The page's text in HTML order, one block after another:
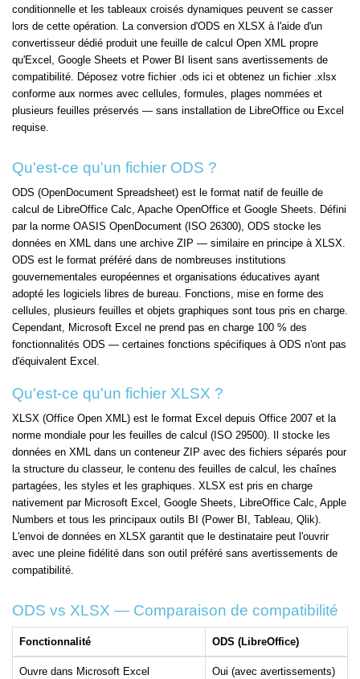
conditionnelle et les tableaux croisés dynamiques peuvent se casser
lors de cette opération. La conversion d'ODS en XLSX à l'aide d'un
convertisseur dédié produit une feuille de calcul Open XML propre
qu'Excel, Google Sheets et Power BI lisent sans avertissements de
compatibilité. Déposez votre fichier .ods ici et obtenez un fichier .xlsx
conforme aux normes avec cellules, formules, plages nommées et
plusieurs feuilles préservés — sans installation de LibreOffice ou Excel
requise.
Qu'est-ce qu'un fichier ODS ?
ODS (OpenDocument Spreadsheet) est le format natif de feuille de
calcul de LibreOffice Calc, Apache OpenOffice et Google Sheets. Défini
par la norme OASIS OpenDocument (ISO 26300), ODS stocke les
données en XML dans une archive ZIP — similaire en principe à XLSX.
ODS est le format préféré dans de nombreuses institutions
gouvernementales européennes et organisations éducatives ayant
adopté les logiciels libres de bureau. Fonctions, mise en forme des
cellules, plusieurs feuilles et objets graphiques sont tous pris en charge.
Cependant, Microsoft Excel ne prend pas en charge 100 % des
fonctionnalités ODS — certaines fonctions spécifiques à ODS n'ont pas
d'équivalent Excel.
Qu'est-ce qu'un fichier XLSX ?
XLSX (Office Open XML) est le format Excel depuis Office 2007 et la
norme mondiale pour les feuilles de calcul (ISO 29500). Il stocke les
données en XML dans un conteneur ZIP avec des fichiers séparés pour
la structure du classeur, le contenu des feuilles de calcul, les chaînes
partagées, les styles et les graphiques. XLSX est pris en charge
nativement par Microsoft Excel, Google Sheets, LibreOffice Calc, Apple
Numbers et tous les principaux outils BI (Power BI, Tableau, Qlik).
L'envoi de données en XLSX garantit que le destinataire peut l'ouvrir
avec une pleine fidélité dans son outil préféré sans avertissements de
compatibilité.
ODS vs XLSX — Comparaison de compatibilité
Fonctionnalité ODS (LibreOffice)
Ouvre dans Microsoft Excel Oui (avec avertissements)